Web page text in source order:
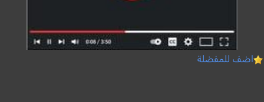
اضف للمفضلة